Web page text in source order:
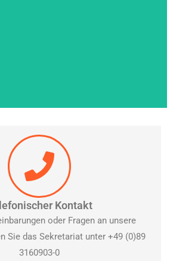
Rechtsanwälte in
Jahren steht der Name Demuth für
Qualität in den Bereichen Mietrecht,
Verkehrsrecht, Inkassorecht,
und Strafrecht.
Kontakt
oder Fragen an unsere
Sie das Sekretariat unter +49 (0)89
3160903-0